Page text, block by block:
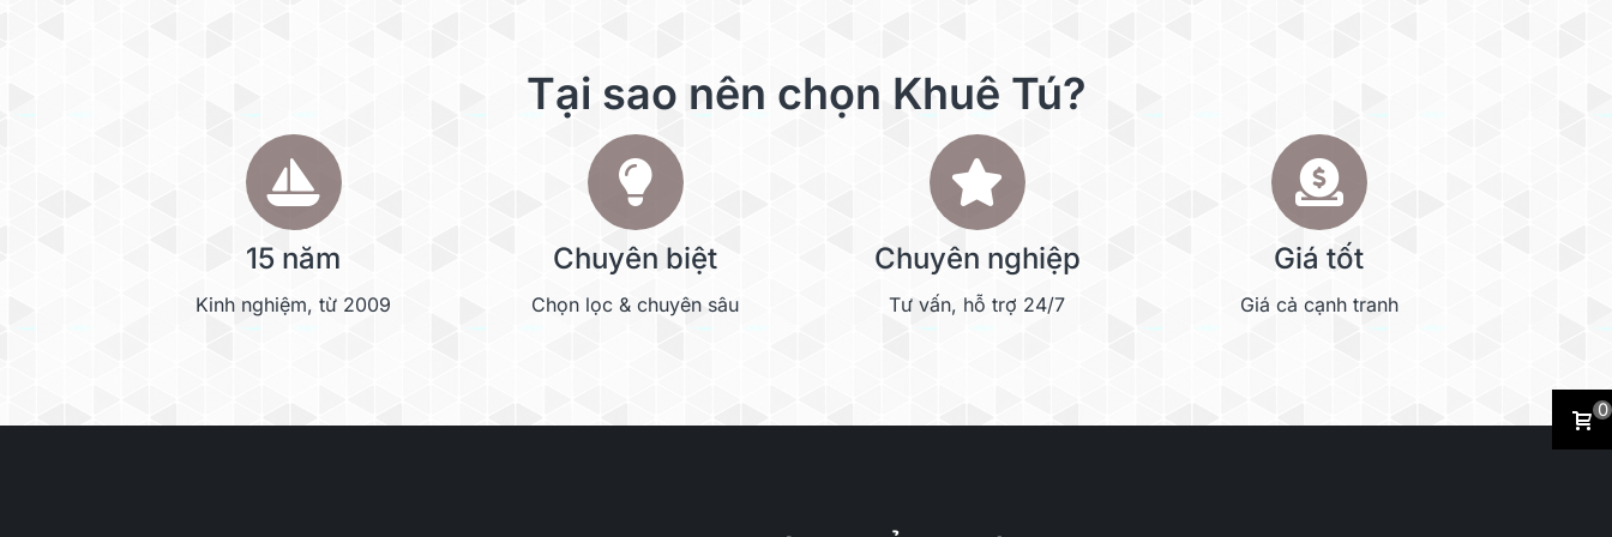
Tại sao nên chọn Khuê Tú?
15 năm
Kinh nghiệm, từ 2009
Chuyên biệt
Chọn lọc & chuyên sâu
Chuyên nghiệp
Tư vấn, hỗ trợ 24/7
Giá tốt
Giá cả cạnh tranh
0